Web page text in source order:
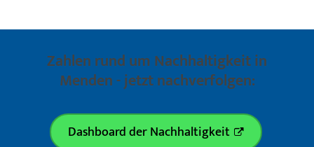
Zahlen rund um Nachhaltigkeit in
Menden - jetzt nachverfolgen:
Dashboard der Nachhaltigkeit